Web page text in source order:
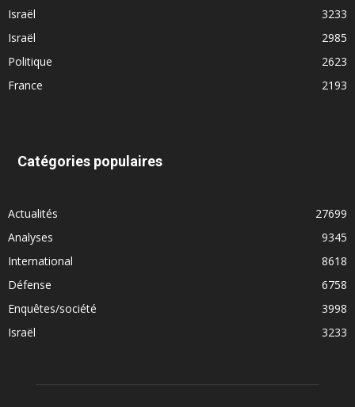
Israël
3233
Israël
2985
Politique
2623
France
2193
Catégories populaires
Actualités
27699
Analyses
9345
International
8618
Défense
6758
Enquêtes/société
3998
Israël
3233